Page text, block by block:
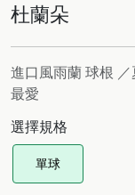
杜蘭朵
進口風雨蘭 球根
最愛
選擇規格
單球